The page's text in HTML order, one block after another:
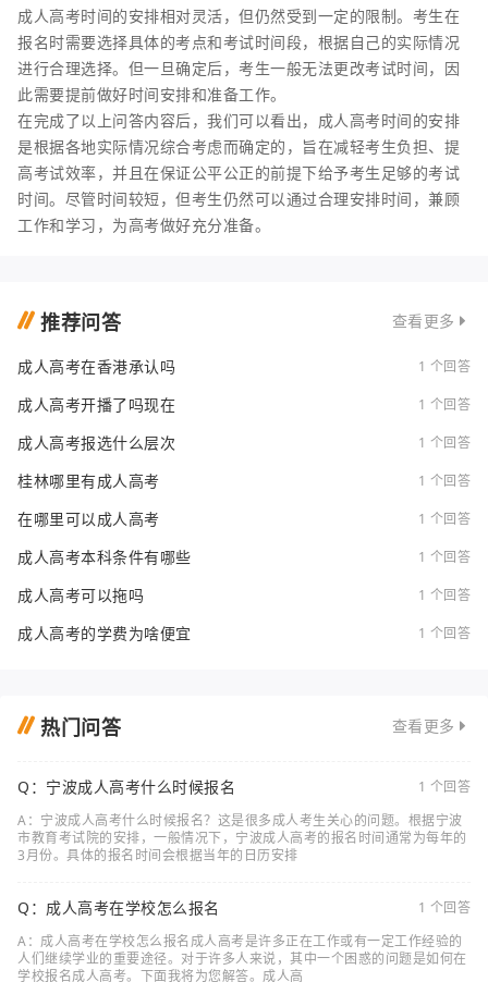
成人高考时间的安排相对灵活，但仍然受到一定的限制。考生在
报名时需要选择具体的考点和考试时间段，根据自己的实际情况
进行合理选择。但一旦确定后，考生一般无法更改考试时间，因
此需要提前做好时间安排和准备工作。
在完成了以上问答内容后，我们可以看出，成人高考时间的安排
是根据各地实际情况综合考虑而确定的，旨在减轻考生负担、提
高考试效率，并且在保证公平公正的前提下给予考生足够的考试
时间。尽管时间较短，但考生仍然可以通过合理安排时间，兼顾
工作和学习，为高考做好充分准备。
推荐问答 查看更多
成人高考在香港承认吗 1 个回答
成人高考开播了吗现在 1 个回答
成人高考报选什么层次 1 个回答
桂林哪里有成人高考 1 个回答
在哪里可以成人高考 1 个回答
成人高考本科条件有哪些 1 个回答
成人高考可以拖吗 1 个回答
成人高考的学费为啥便宜 1 个回答
热门问答 查看更多
Q：宁波成人高考什么时候报名
1 个回答
A：宁波成人高考什么时候报名？这是很多成人考生关心的问题。根据宁波
市教育考试院的安排，一般情况下，宁波成人高考的报名时间通常为每年的
3月份。具体的报名时间会根据当年的日历安排
Q：成人高考在学校怎么报名
1 个回答
A：成人高考在学校怎么报名成人高考是许多正在工作或有一定工作经验的
人们继续学业的重要途径。对于许多人来说，其中一个困惑的问题是如何在
学校报名成人高考。下面我将为您解答。成人高